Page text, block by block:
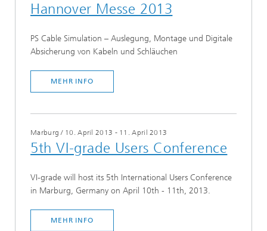
Hannover Messe 2013
PS Cable Simulation – Auslegung, Montage und Digitale
Absicherung von Kabeln und Schläuchen
MEHR INFO
Marburg / 10. April 2013 - 11. April 2013
5th VI-grade Users Conference
VI-grade will host its 5th International Users Conference
in Marburg, Germany on April 10th - 11th, 2013.
MEHR INFO